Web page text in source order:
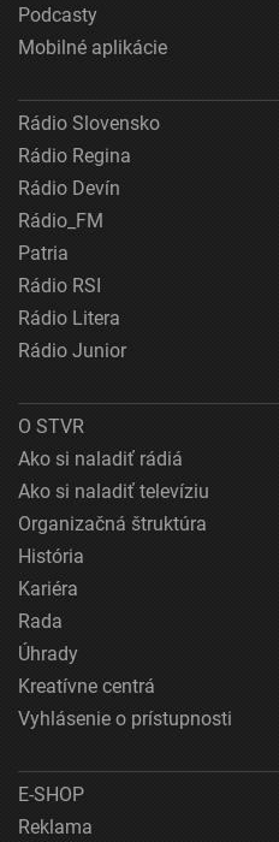
Podcasty
Mobilné aplikácie
Rádio Slovensko
Rádio Regina
Rádio Devín
Rádio_FM
Patria
Rádio RSI
Rádio Litera
Rádio Junior
O STVR
Ako si naladiť rádiá
Ako si naladiť televíziu
Organizačná štruktúra
História
Kariéra
Rada
Úhrady
Kreatívne centrá
Vyhlásenie o prístupnosti
E-SHOP
Reklama